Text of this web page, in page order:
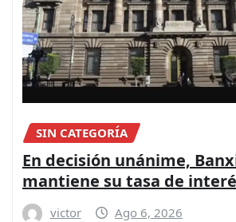
SIN CATEGORÍA
En decisión unánime,
mantiene su tasa de
victor Ago 6, 2026